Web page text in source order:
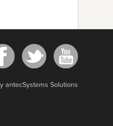
antecSystems Solutions